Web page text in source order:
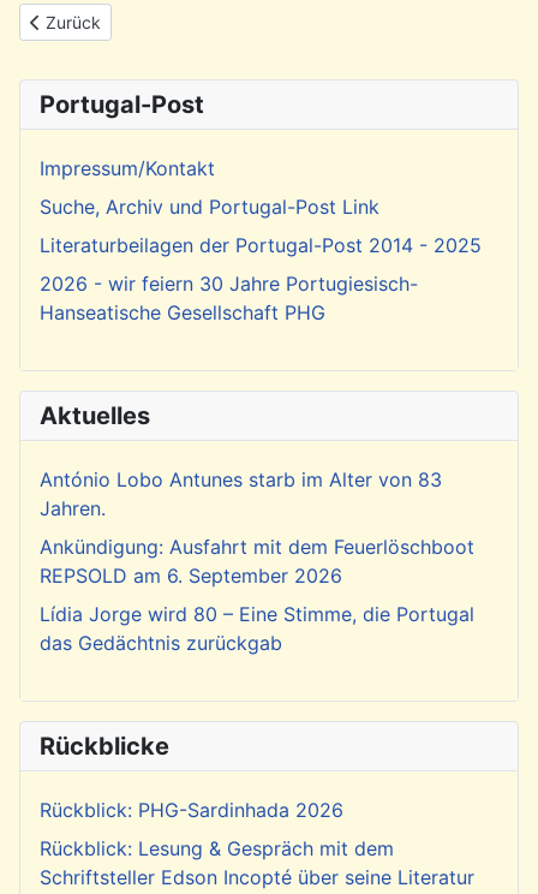
Vorheriger Beitrag: Rückblick: Vernissage zur Ausstellung mit
Zurück
Portugal-Post
Impressum/Kontakt
Suche, Archiv und Portugal-Post Link
Literaturbeilagen der Portugal-Post 2014 - 2025
2026 - wir feiern 30 Jahre Portugiesisch-
Hanseatische Gesellschaft PHG
Aktuelles
António Lobo Antunes starb im Alter von 83
Jahren.
Ankündigung: Ausfahrt mit dem Feuerlöschboot
REPSOLD am 6. September 2026
Lídia Jorge wird 80 – Eine Stimme, die Portugal
das Gedächtnis zurückgab
Rückblicke
Rückblick: PHG-Sardinhada 2026
Rückblick: Lesung & Gespräch mit dem
Schriftsteller Edson Incopté über seine Literatur